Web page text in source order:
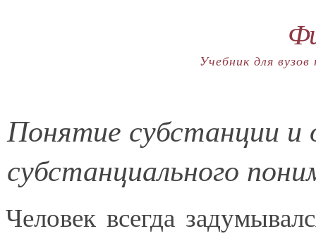
Учебник для
Понятие субстанции и
субстанциального
Человек всегда